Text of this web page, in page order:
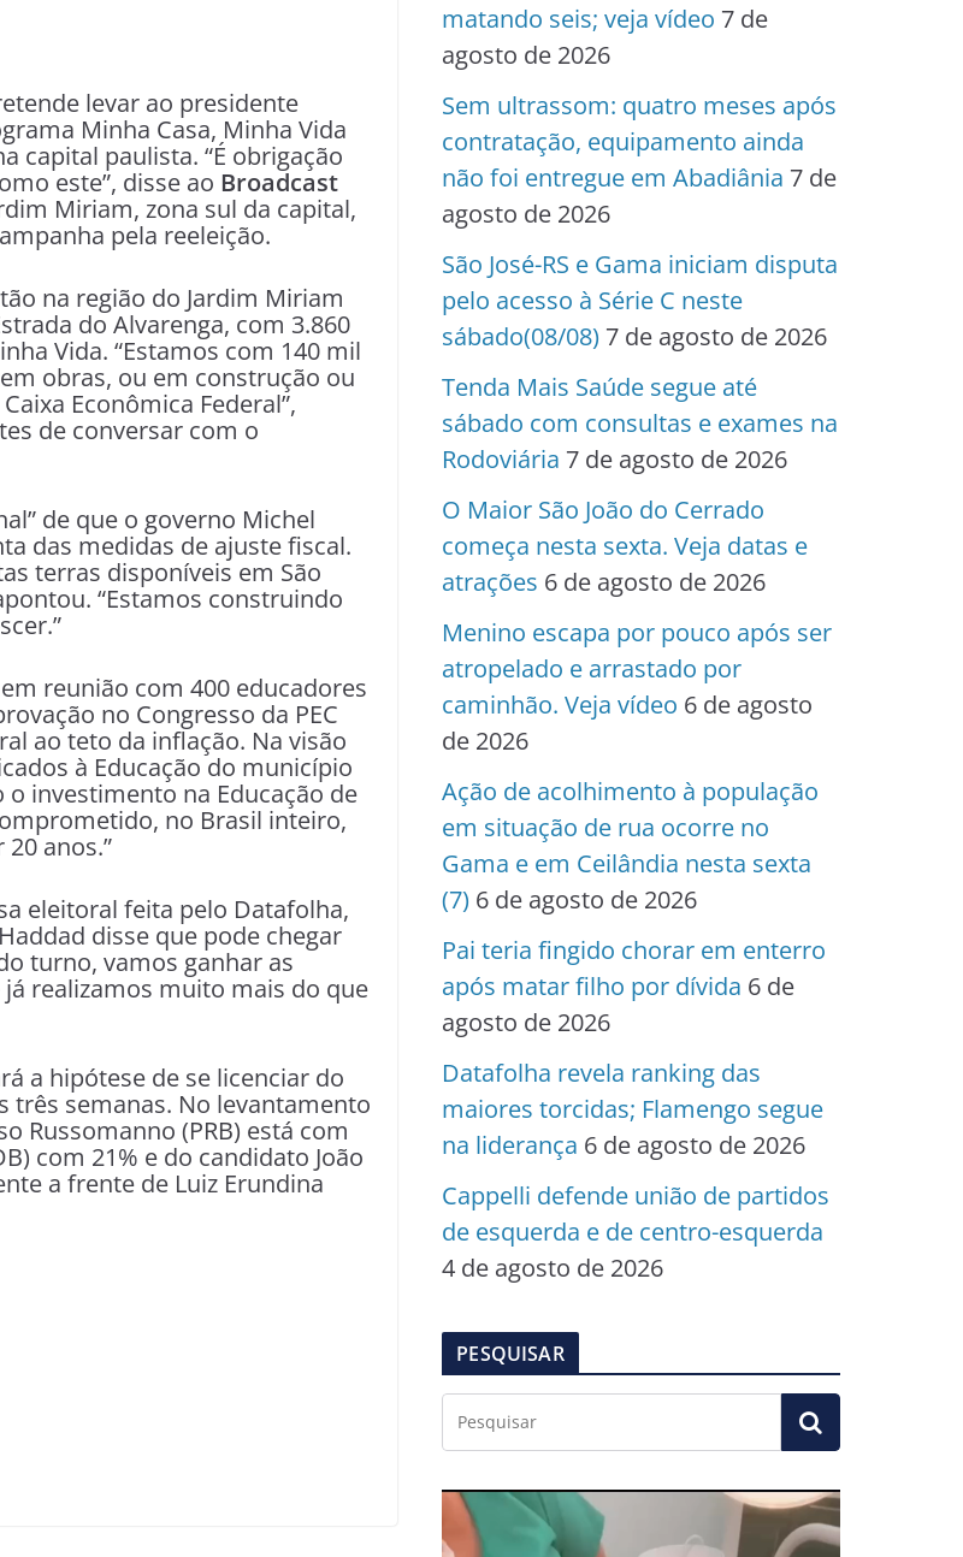
levar ao presidente
Minha Casa, Minha Vida
capital paulista. “É obrigação
este”, disse ao Broadcast
Miriam, zona sul da capital,
pela reeleição.
na região do Jardim Miriam
do Alvarenga, com 3.860
Vida. “Estamos com 140 mil
obras, ou em construção ou
Econômica Federal”,
de conversar com o
de que o governo Michel
das medidas de ajuste fiscal.
terras disponíveis em São
“Estamos construindo
reunião com 400 educadores
no Congresso da PEC
ao teto da inflação. Na visão
à Educação do município
o investimento na Educação de
no Brasil inteiro,
anos.”
eleitoral feita pelo Datafolha,
disse que pode chegar
turno, vamos ganhar as
realizamos muito mais do que
a hipótese de se licenciar do
três semanas. No levantamento
Russomanno (PRB) está com
com 21% e do candidato João
a frente de Luiz Erundina
matando seis; veja vídeo 7 de
agosto de 2026
Sem ultrassom: quatro meses após
contratação, equipamento ainda
não foi entregue em Abadiânia 7 de
agosto de 2026
São José-RS e Gama iniciam disputa
pelo acesso à Série C neste
sábado(08/08) 7 de agosto de 2026
Tenda Mais Saúde segue até
sábado com consultas e exames na
Rodoviária 7 de agosto de 2026
O Maior São João do Cerrado
começa nesta sexta. Veja datas e
atrações 6 de agosto de 2026
Menino escapa por pouco após ser
atropelado e arrastado por
caminhão. Veja vídeo 6 de agosto
de 2026
Ação de acolhimento à população
em situação de rua ocorre no
Gama e em Ceilândia nesta sexta
(7) 6 de agosto de 2026
Pai teria fingido chorar em enterro
após matar filho por dívida 6 de
agosto de 2026
Datafolha revela ranking das
maiores torcidas; Flamengo segue
na liderança 6 de agosto de 2026
Cappelli defende união de partidos
de esquerda e de centro-esquerda
4 de agosto de 2026
PESQUISAR